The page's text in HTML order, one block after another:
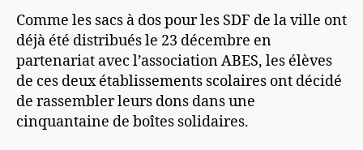
Comme les sacs à dos pour les SDF de la ville ont
déjà été distribués le 23 décembre en
partenariat avec l’association ABES, les élèves
de ces deux établissements scolaires ont décidé
de rassembler leurs dons dans une
cinquantaine de boîtes solidaires.